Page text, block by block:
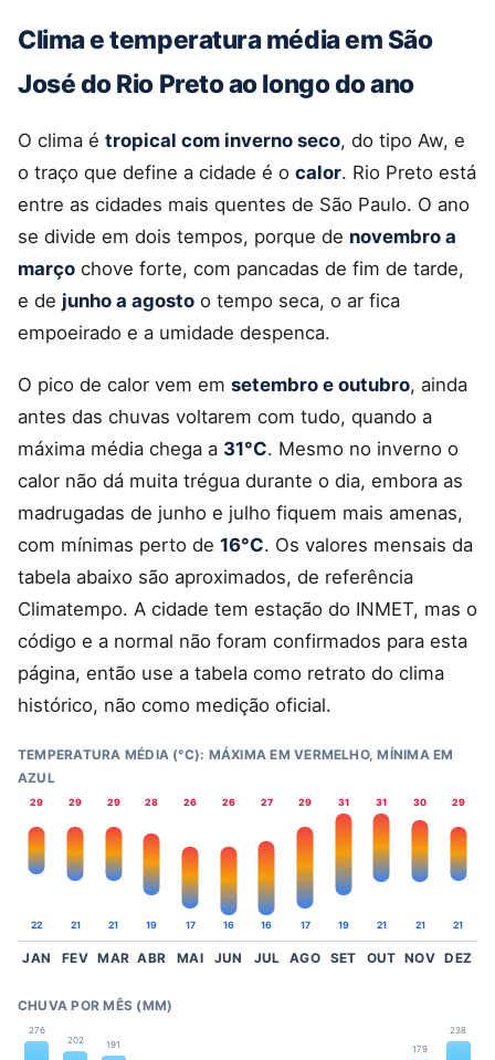
Clima e temperatura média em São
José do Rio Preto ao longo do ano
O clima é tropical com inverno seco, do tipo Aw, e
o traço que define a cidade é o calor. Rio Preto está
entre as cidades mais quentes de São Paulo. O ano
se divide em dois tempos, porque de novembro a
março chove forte, com pancadas de fim de tarde,
e de junho a agosto o tempo seca, o ar fica
empoeirado e a umidade despenca.
O pico de calor vem em setembro e outubro, ainda
antes das chuvas voltarem com tudo, quando a
máxima média chega a 31°C. Mesmo no inverno o
calor não dá muita trégua durante o dia, embora as
madrugadas de junho e julho fiquem mais amenas,
com mínimas perto de 16°C. Os valores mensais da
tabela abaixo são aproximados, de referência
Climatempo. A cidade tem estação do INMET, mas o
código e a normal não foram confirmados para esta
página, então use a tabela como retrato do clima
histórico, não como medição oficial.
TEMPERATURA MÉDIA (°C): MÁXIMA EM VERMELHO, MÍNIMA EM
AZUL
29
22
29
21
29
21
28
19
26
17
26
16
27
16
29
17
31
19
31
21
30
21
29
21
JAN FEV MAR ABR MAI JUN JUL AGO SET OUT NOV DEZ
CHUVA POR MÊS (MM)
276
202
191 179
238